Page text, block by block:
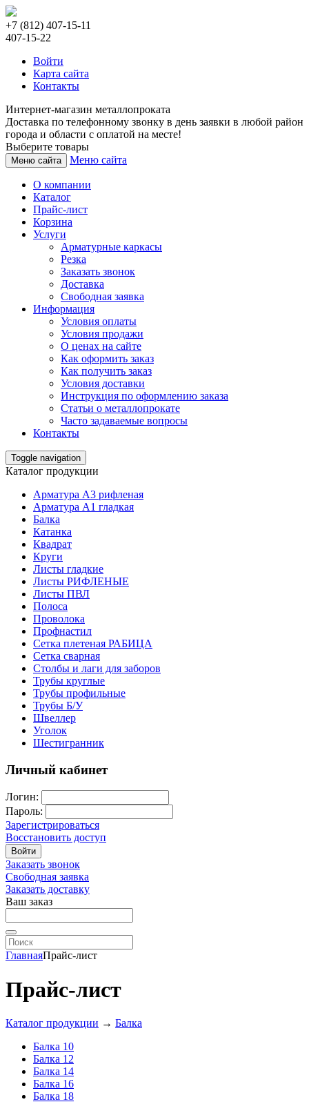
+7 (812) 407-15-11
407-15-22
Войти
Карта сайта
Контакты
Интернет-магазин металлопроката
Доставка по телефонному звонку в день заявки в любой район
города и области с оплатой на месте!
Выберите товары
Меню сайта Меню сайта
О компании
Каталог
Прайс-лист
Корзина
Услуги
Арматурные каркасы
Резка
Заказать звонок
Доставка
Свободная заявка
Информация
Условия оплаты
Условия продажи
О ценах на сайте
Как оформить заказ
Как получить заказ
Условия доставки
Инструкция по оформлению заказа
Статьи о металлопрокате
Часто задаваемые вопросы
Контакты
Toggle navigation
Каталог продукции
Арматура А3 рифленая
Арматура А1 гладкая
Балка
Катанка
Квадрат
Круги
Листы гладкие
Листы РИФЛЕНЫЕ
Листы ПВЛ
Полоса
Проволока
Профнастил
Сетка плетеная РАБИЦА
Сетка сварная
Столбы и лаги для заборов
Трубы круглые
Трубы профильные
Трубы Б/У
Швеллер
Уголок
Шестигранник
Личный кабинет
Логин:
Пароль:
Зарегистрироваться
Восстановить доступ
Войти
Заказать звонок
Свободная заявка
Заказать доставку
Ваш заказ
ГлавнаяПрайс-лист
Прайс-лист
Каталог продукции → Балка
Балка 10
Балка 12
Балка 14
Балка 16
Балка 18